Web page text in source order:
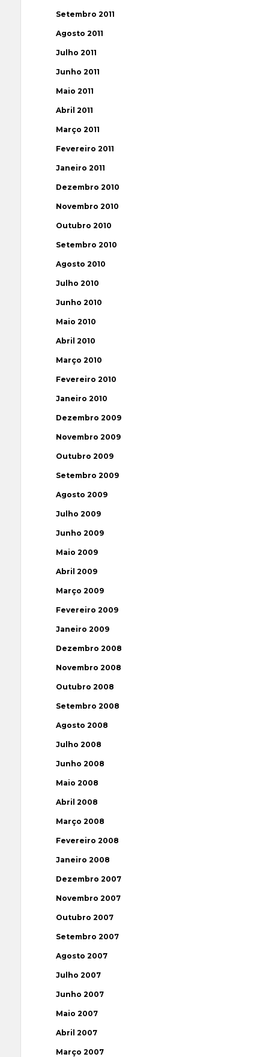
Setembro 2011
Agosto 2011
Julho 2011
Junho 2011
Maio 2011
Abril 2011
Março 2011
Fevereiro 2011
Janeiro 2011
Dezembro 2010
Novembro 2010
Outubro 2010
Setembro 2010
Agosto 2010
Julho 2010
Junho 2010
Maio 2010
Abril 2010
Março 2010
Fevereiro 2010
Janeiro 2010
Dezembro 2009
Novembro 2009
Outubro 2009
Setembro 2009
Agosto 2009
Julho 2009
Junho 2009
Maio 2009
Abril 2009
Março 2009
Fevereiro 2009
Janeiro 2009
Dezembro 2008
Novembro 2008
Outubro 2008
Setembro 2008
Agosto 2008
Julho 2008
Junho 2008
Maio 2008
Abril 2008
Março 2008
Fevereiro 2008
Janeiro 2008
Dezembro 2007
Novembro 2007
Outubro 2007
Setembro 2007
Agosto 2007
Julho 2007
Junho 2007
Maio 2007
Abril 2007
Março 2007